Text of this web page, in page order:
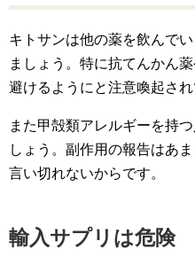
キトサンは他の薬を飲んで
ましょう。特に抗てんかん
避けるようにと注意喚起され
また甲殻類アレルギーを持
しょう。副作用の報告はあ
言い切れないからです。
輸入サプリは危険